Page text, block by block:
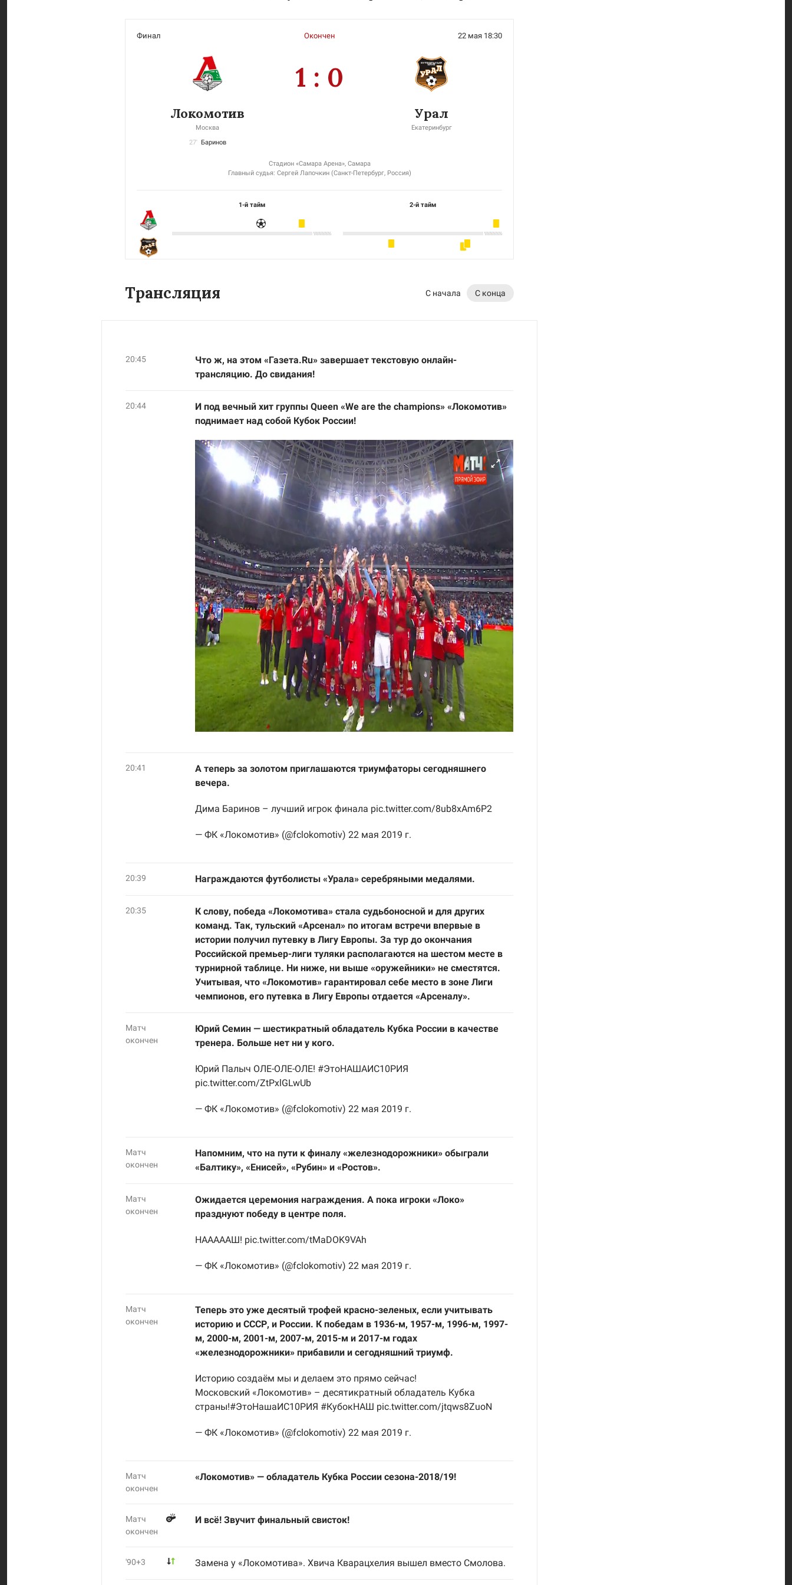
Финал Окончен 22 мая 18:30
Локомотив
Москва
27' Баринов
1 : 0
Урал
Екатеринбург
Стадион «Самара Арена», Самара
Главный судья: Сергей Лапочкин (Санкт-Петербург, Россия)
1-й тайм 2-й тайм
Трансляция С начала С конца
20:45
Что ж, на этом «Газета.Ru» завершает текстовую онлайн-
трансляцию. До свидания!
20:44
И под вечный хит группы Queen «We are the champions» «Локомотив»
поднимает над собой Кубок России!
20:41
А теперь за золотом приглашаются триумфаторы сегодняшнего
вечера.
Дима Баринов – лучший игрок финала pic.twitter.com/8ub8xAm6P2
— ФК «Локомотив» (@fclokomotiv) 22 мая 2019 г.
20:39 Награждаются футболисты «Урала» серебряными медалями.
20:35
К слову, победа «Локомотива» стала судьбоносной и для других
команд. Так, тульский «Арсенал» по итогам встречи впервые в
истории получил путевку в Лигу Европы. За тур до окончания
Российской премьер-лиги туляки располагаются на шестом месте в
турнирной таблице. Ни ниже, ни выше «оружейники» не сместятся.
Учитывая, что «Локомотив» гарантировал себе место в зоне Лиги
чемпионов, его путевка в Лигу Европы отдается «Арсеналу».
Матч
окончен
Юрий Семин — шестикратный обладатель Кубка России в качестве
тренера. Больше нет ни у кого.
Юрий Палыч ОЛЕ-ОЛЕ-ОЛЕ! #ЭтоНАШАИС10РИЯ
pic.twitter.com/ZtPxlGLwUb
— ФК «Локомотив» (@fclokomotiv) 22 мая 2019 г.
Матч
окончен
Напомним, что на пути к финалу «железнодорожники» обыграли
«Балтику», «Енисей», «Рубин» и «Ростов».
Матч
окончен
Ожидается церемония награждения. А пока игроки «Локо»
празднуют победу в центре поля.
НАААААШ! pic.twitter.com/tMaDOK9VAh
— ФК «Локомотив» (@fclokomotiv) 22 мая 2019 г.
Матч
окончен
Теперь это уже десятый трофей красно-зеленых, если учитывать
историю и СССР, и России. К победам в 1936-м, 1957-м, 1996-м, 1997-
м, 2000-м, 2001-м, 2007-м, 2015-м и 2017-м годах
«железнодорожники» прибавили и сегодняшний триумф.
Историю создаём мы и делаем это прямо сейчас!
Московский «Локомотив» – десятикратный обладатель Кубка
страны!#ЭтоНашаИС10РИЯ #КубокНАШ pic.twitter.com/jtqws8ZuoN
— ФК «Локомотив» (@fclokomotiv) 22 мая 2019 г.
Матч
окончен
«Локомотив» — обладатель Кубка России сезона-2018/19!
Матч
окончен
И всё! Звучит финальный свисток!
'90+3 Замена у «Локомотива». Хвича Кварацхелия вышел вместо Смолова.